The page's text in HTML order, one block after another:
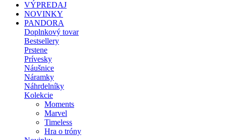
VÝPREDAJ
NOVINKY
PANDORA
Doplnkový tovar
Bestsellery
Prstene
Prívesky
Náušnice
Náramky
Náhrdelníky
Kolekcie
Moments
Marvel
Timeless
Hra o tróny